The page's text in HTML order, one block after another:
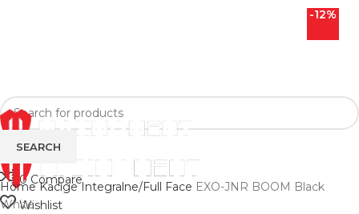
SEARCH
0 Compare
Wishlist
PRODAVNICA
-12%
HomeKacigeIntegralne/Full Face EXO-JNR BOOM Black
White